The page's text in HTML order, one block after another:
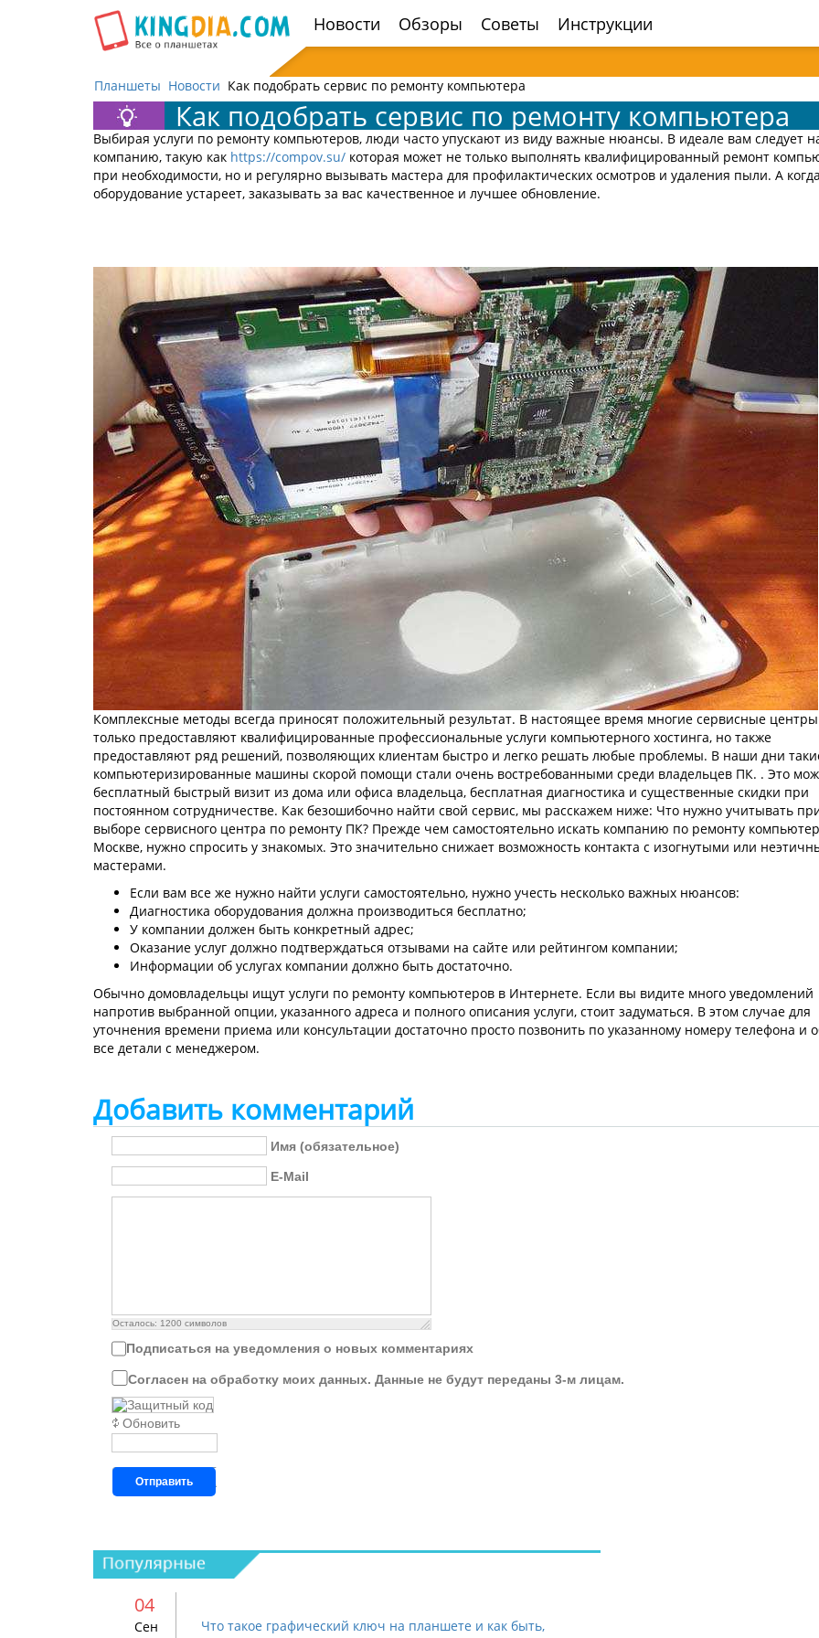
навигацию
Новости Обзоры Советы Инструкции
Планшеты Новости Как подобрать сервис по ремонту компьютера
Как подобрать сервис по ремонту компьютера
Выбирая услуги по ремонту компьютеров, люди часто упускают из виду важные нюансы. В идеале вам следует
компанию, такую как https://compov.su/ которая может не только выполнять квалифицированный ремонт
при необходимости, но и регулярно вызывать мастера для профилактических осмотров и удаления пыли. А когда
оборудование устареет, заказывать за вас качественное и лучшее обновление.
Комплексные методы всегда приносят положительный результат. В настоящее время многие сервисные
только предоставляют квалифицированные профессиональные услуги компьютерного хостинга, но также
предоставляют ряд решений, позволяющих клиентам быстро и легко решать любые проблемы. В наши дни
компьютеризированные машины скорой помощи стали очень востребованными среди владельцев ПК. . Это
бесплатный быстрый визит из дома или офиса владельца, бесплатная диагностика и существенные скидки при
постоянном сотрудничестве. Как безошибочно найти свой сервис, мы расскажем ниже: Что нужно учитывать
выборе сервисного центра по ремонту ПК? Прежде чем самостоятельно искать компанию по ремонту
Москве, нужно спросить у знакомых. Это значительно снижает возможность контакта с изогнутыми или
мастерами.
Если вам все же нужно найти услуги самостоятельно, нужно учесть несколько важных нюансов:
Диагностика оборудования должна производиться бесплатно;
У компании должен быть конкретный адрес;
Оказание услуг должно подтверждаться отзывами на сайте или рейтингом компании;
Информации об услугах компании должно быть достаточно.
Обычно домовладельцы ищут услуги по ремонту компьютеров в Интернете. Если вы видите много уведомлений
напротив выбранной опции, указанного адреса и полного описания услуги, стоит задуматься. В этом случае для
уточнения времени приема или консультации достаточно просто позвонить по указанному номеру телефона и
все детали с менеджером.
Добавить комментарий
Имя (обязательное)
E-Mail
Осталось: 1200 символов
Подписаться на уведомления о новых комментариях
Согласен на обработку моих данных. Данные не будут переданы 3-м лицам.
Обновить
Отправить
04
Сен
Что такое графический ключ на планшете и как быть,